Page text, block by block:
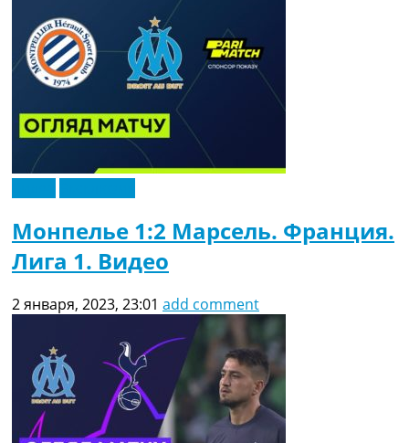
Монпелье 1:2 Марсель. Франция.
Лига 1. Видео
2 января, 2023, 23:01 add comment